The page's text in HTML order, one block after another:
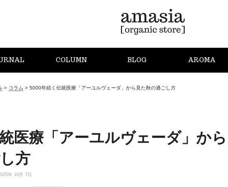
COLUMN BLOG AROMA
> コラム > 5000年続く伝統医療「アーユルヴェーダ」から見た秋の過ごし方
医療「アーユルヴェーダ」から
方
年 10月 7日